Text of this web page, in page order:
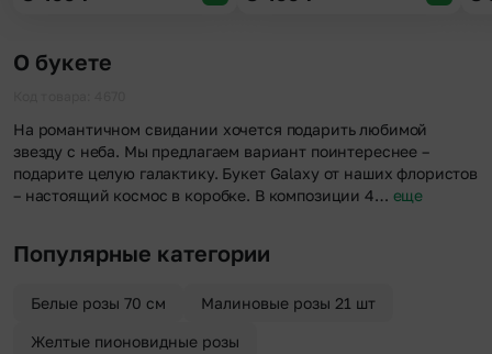
О букете
На романтичном свидании хочется подарить любимой
звезду с неба. Мы предлагаем вариант поинтереснее –
подарите целую галактику. Букет Galaxy от наших флористов
– настоящий космос в коробке. В композиции 4… еще
Популярные категории
Белые розы 70 см Малиновые розы 21 шт
Желтые пионовидные розы